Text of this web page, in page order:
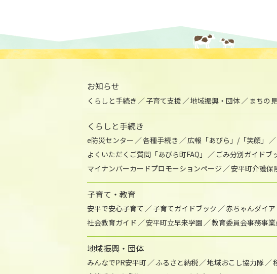
お知らせ
くらしと手続き 子育て支援 地域振興・団体 まちの
くらしと手続き
e防災センター 各種手続き 広報「あびら」/「笑顔」
よくいただくご質問「あびら町FAQ」
ごみ分別ガイドブ
マイナンバーカードプロモーションページ
安平町介護保
子育て・教育
安平で安心子育て 子育てガイドブック 赤ちゃんダイア
社会教育ガイド
安平町立早来学園 教育委員会事務事
地域振興・団体
みんなでPR安平町 ふるさと納税 地域おこし協力隊